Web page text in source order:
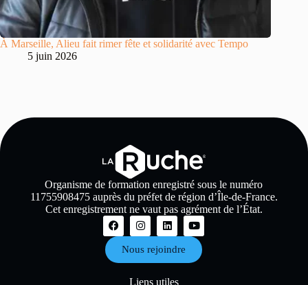
À Marseille, Alieu fait rimer fête et solidarité avec Tempo
5 juin 2026
Organisme de formation enregistré sous le numéro
11755908475 auprès du préfet de région d’Île-de-France.
Cet enregistrement ne vaut pas agrément de l’État.
Nous rejoindre
Liens utiles